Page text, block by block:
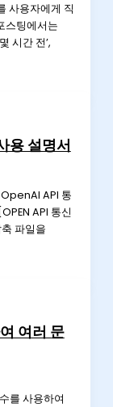
사용자에게 직
스팅에서는
시간 전’,
용 설명서
API 통
API 통신
파일을
여러 문
를 사용하여